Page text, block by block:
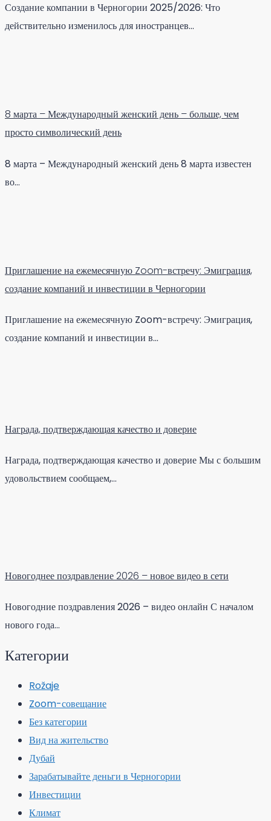
Создание компании в Черногории 2025/2026: Что
действительно изменилось для иностранцев…
8 марта – Международный женский день – больше, чем
просто символический день
8 марта – Международный женский день 8 марта известен
во…
Приглашение на ежемесячную Zoom-встречу: Эмиграция,
создание компаний и инвестиции в Черногории
Приглашение на ежемесячную Zoom-встречу: Эмиграция,
создание компаний и инвестиции в…
Награда, подтверждающая качество и доверие
Награда, подтверждающая качество и доверие Мы с большим
удовольствием сообщаем,…
Новогоднее поздравление 2026 – новое видео в сети
Новогодние поздравления 2026 – видео онлайн С началом
нового года…
Категории
Rožaje
Zoom-совещание
Без категории
Вид на жительство
Дубай
Зарабатывайте деньги в Черногории
Инвестиции
Климат